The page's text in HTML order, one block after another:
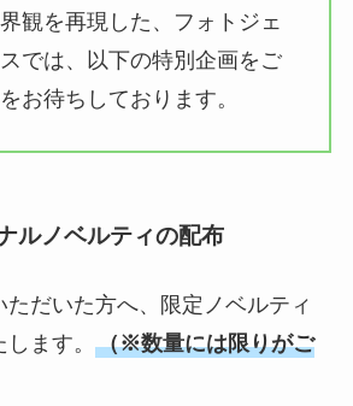
観を再現した、フォトジェ
では、以下の特別企画をご
お待ちしております。
ルノベルティの配布
だいた⽅へ、限定ノベルティ
ます。
（※数量には限りがご